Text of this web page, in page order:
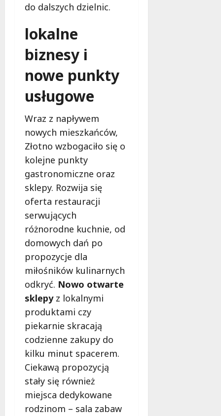
do dalszych dzielnic.
lokalne
biznesy i
nowe punkty
usługowe
Wraz z napływem
nowych mieszkańców,
Złotno wzbogaciło się o
kolejne punkty
gastronomiczne oraz
sklepy. Rozwija się
oferta restauracji
serwujących
różnorodne kuchnie, od
domowych dań po
propozycje dla
miłośników kulinarnych
odkryć. Nowo otwarte
sklepyz lokalnymi
produktami czy
piekarnie skracają
codzienne zakupy do
kilku minut spacerem.
Ciekawą propozycją
stały się również
miejsca dedykowane
rodzinom – sala zabaw